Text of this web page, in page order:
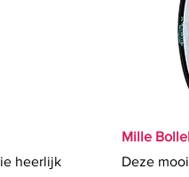
heerlijk
Mille
Deze